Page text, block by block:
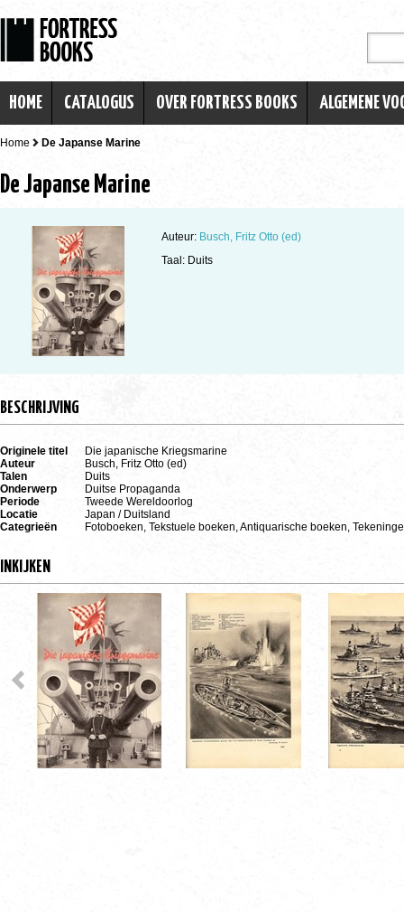
HOME CATALOGUS OVER FORTRESS BOOKS ALGEMENE
Home De Japanse Marine
De Japanse Marine
Auteur: Busch, Fritz Otto (ed)
Taal: Duits
BESCHRIJVING
Originele titel
Die japanische Kriegsmarine
Auteur
Busch, Fritz Otto (ed)
Talen
Duits
Onderwerp
Duitse Propaganda
Periode
Tweede Wereldoorlog
Locatie
Japan / Duitsland
Categrieën
Fotoboeken, Tekstuele boeken, Antiquarische boeken,
INKIJKEN